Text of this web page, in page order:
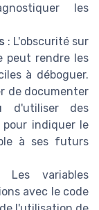
les
: L'obscurité sur
peut rendre les
à déboguer.
de documenter
d'utiliser des
pour indiquer le
à ses futurs
variables
avec le code